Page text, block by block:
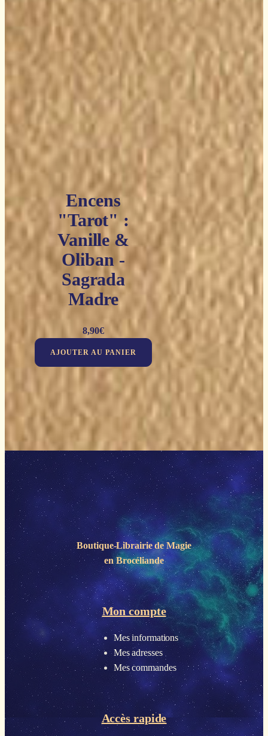
Encens
"Tarot" :
Vanille &
Oliban -
Sagrada
Madre
8,90€
AJOUTER AU PANIER
Boutique-Librairie deMagie
en Brocéliande
Mon compte
Mes informations
Mes adresses
Mes commandes
Accès rapide